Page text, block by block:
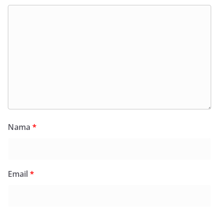
Nama *
Email*